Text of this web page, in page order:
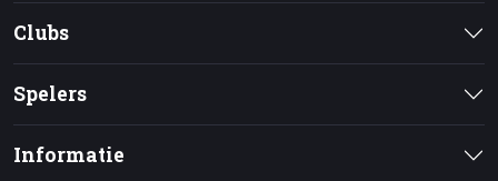
Clubs
Spelers
Informatie